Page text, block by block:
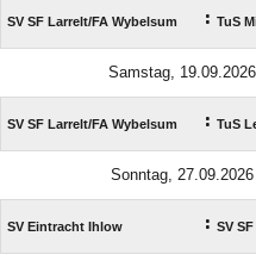
SV SF Larrelt/​FA Wybelsum : TuS
Samstag,
SV SF Larrelt/​FA Wybelsum : TuS
Sonntag,
SV Eintracht Ihlow : SV